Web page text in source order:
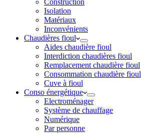
Construction
Isolation
Matériaux
Inconvénients
Chaudières fioul
Aides chaudière fioul
Interdiction chaudières fioul
Remplacement chaudière fioul
Consommation chaudière fioul
Cuve à fioul
Conso énergétique
Electroménager
Système de chauffage
Numérique
Par personne